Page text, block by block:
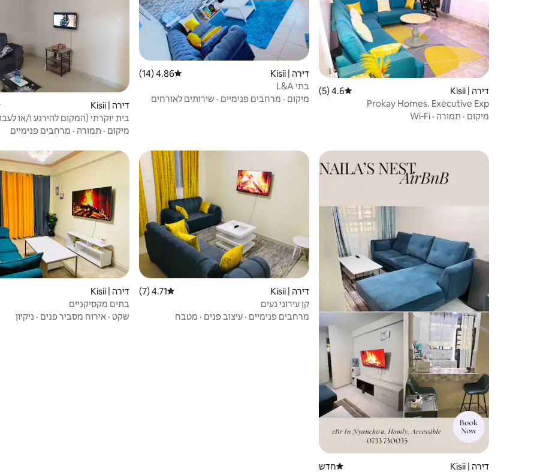
דירה | Kisii דירוג ממוצע של 4.6 מתוך 5, 5 ביקורות
4.6 (5)
Prokay Homes. Executive Exp
מיקום · תמורה ·
Wi‑Fi
דירה | Kisii דירוג ממוצע של 4.86 מתוך 5, 14 ביקורות
4.86 (14)
בתי L&A
מיקום · מרחבים פנימיים · שירותים לאורחים
דירה | Kisii
בית יוקרתי (המקום להירגע ו/או
מיקום · תמורה · מרחבים פנימיים
דירה | Kisii מקום לינה חדש
חדש
דירה | Kisii דירוג ממוצע של 4.71 מתוך 5, 7 ביקורות
4.71 (7)
קן עירוני נעים
מרחבים פנימיים · עיצוב פנים · מטבח
דירה | Kisii
בתים מקסיקניים
שקט · אירוח מסביר פנים · ניקיון